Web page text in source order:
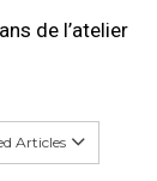
de l’atelier
Articles